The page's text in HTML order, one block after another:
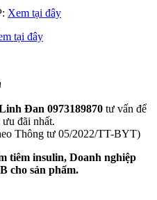
Xem tại đây
tại đây
Đan 0973189870 tư vấn để
đãi nhất.
Thông tư 05/2022/TT-BYT)
tiêm insulin, Doanh nghiệp
cho sản phẩm.